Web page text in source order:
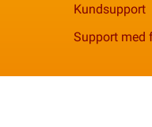
Kundsupport
Support med